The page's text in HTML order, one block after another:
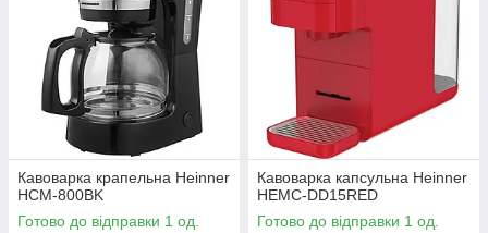
Кавоварка крапельна Heinner
HCM-800BK
Готово до відправки 1 од.
Кавоварка капсульна Heinner
HEMC-DD15RED
Готово до відправки 1 од.